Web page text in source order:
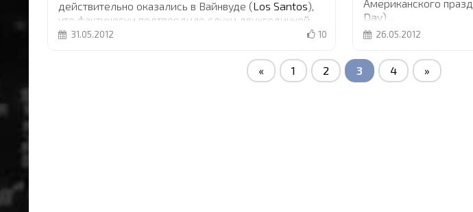
действительно оказались в Вайнвуде (Los Santos),
что фактически подтвердило слухи двухгодичной
давности.... 10
31.05.2012
Американского
Day)
26.05.2012
« 1 2 3 4 »